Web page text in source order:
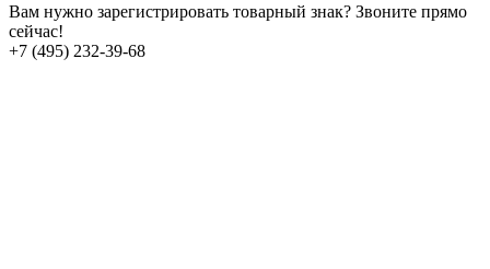
Вам нужно зарегистрировать товарный знак? Звоните прямо
сейчас!
+7 (495) 232-39-68